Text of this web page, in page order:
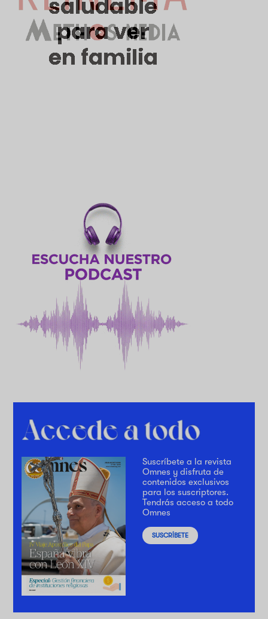
Suscríbete a la revista
Omnes y disfruta de
contenidos exclusivos
para los suscriptores.
Tendrás acceso a todo
Omnes
SUSCRÍBETE